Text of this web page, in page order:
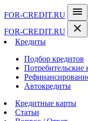
FOR-CREDIT.RU menu
FOR-CREDIT.RU close
Кредиты
Подбор кредитов
Потребительские
Автокредиты
Кредитные карты
Статьи